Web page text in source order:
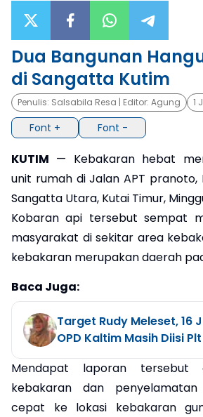
×
Dua Bangunan
di Sangatta Kutim
Penulis: Salsabila Resa | Editor: Agung 1
Font + Font -
KUTIM — Kebakaran hebat
unit rumah di Jalan APT pranoto,
Sangatta Utara, Kutai Timur,
Kobaran api tersebut sempat
masyarakat di sekitar area
kebakaran merupakan daerah
Baca Juga:
Target Rudy Meleset, 16
OPD Kaltim Masih Diisi Plt
Mendapat laporan tersebut
kebakaran dan
cepat ke lokasi kebakaran